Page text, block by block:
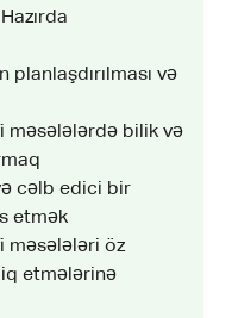
planlaşdırılması və
məsələlərdə bilik və
cəlb edici bir
etmək
məsələləri öz
etmələrinə